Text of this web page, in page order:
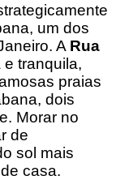
um dos
A Rua
tranquila,
praias
dois
Morar no
de
sol mais
casa.